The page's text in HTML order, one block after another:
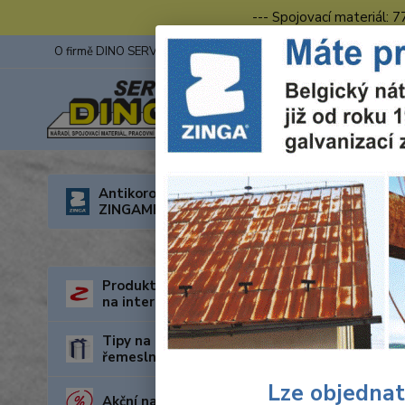
--- Spojovací materiál:
O firmě DINO SERVIS s.r.o. ZINGA Fotogalerie z výstav
Antikorozní nátěry
ZINGAMETALL
Produkty za nejnižší cenu
na internetu
Tipy na dárky pro kutily a
řemeslníky
Akční nabídka
Úvod
Lze